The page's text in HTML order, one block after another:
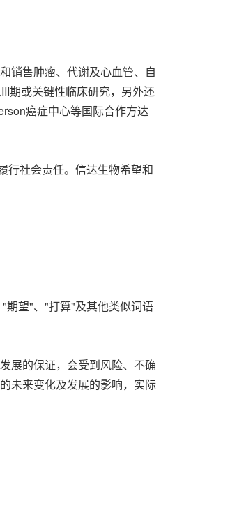
销售肿瘤、代谢及心血管、自
期或关键性临床研究，另外还
癌症中心等国际合作方达
行社会责任。信达生物希望和
期望"、"打算"及其他类似词语
展的保证，会受到风险、不确
未来变化及发展的影响，实际